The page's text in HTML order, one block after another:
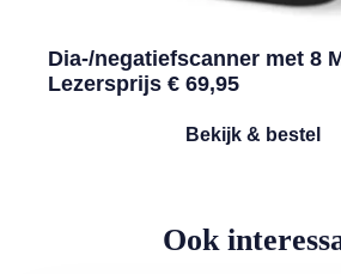
Dia-/negatiefscanner met 8
Lezersprijs € 69,95
Bekijk & bestel
Ook